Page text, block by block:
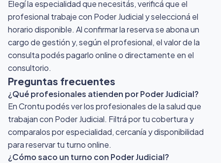
Elegí la especialidad que necesitás, verificá que el
profesional trabaje con Poder Judicial y seleccioná el
horario disponible. Al confirmar la reserva se abona un
cargo de gestión y, según el profesional, el valor de la
consulta podés pagarlo online o directamente en el
consultorio.
Preguntas frecuentes
¿Qué profesionales atienden por Poder Judicial?
En Crontu podés ver los profesionales de la salud que
trabajan con Poder Judicial. Filtrá por tu cobertura y
comparalos por especialidad, cercanía y disponibilidad
para reservar tu turno online.
¿Cómo saco un turno con Poder Judicial?